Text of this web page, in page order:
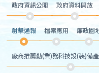
政府資訊公開 政府資料開放
射擊通報 檔案應用 廉政園
廠商推薦勤(業)務科技設(裝)備